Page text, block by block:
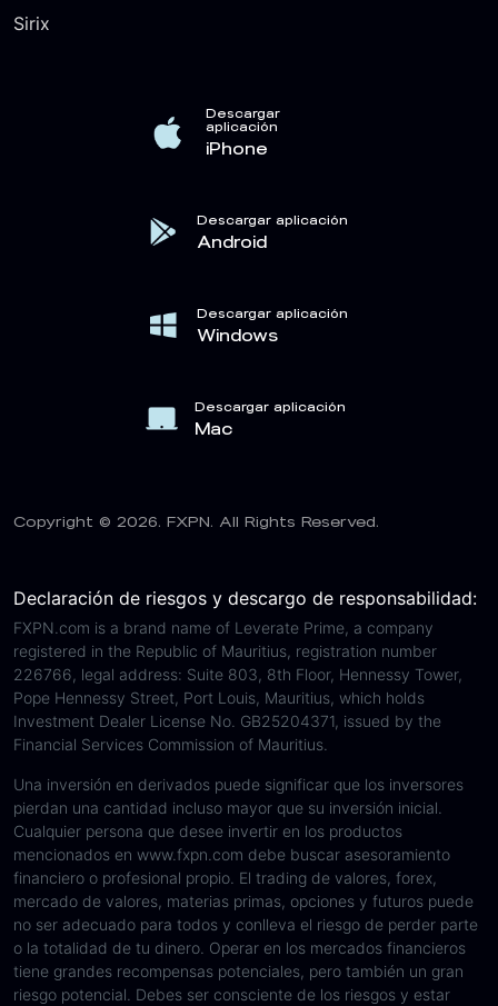
Sirix
Descargar
aplicación
iPhone
Descargar aplicación
Android
Descargar aplicación
Windows
Descargar aplicación
Mac
Copyright © 2026. FXPN. All Rights Reserved.
Declaración de riesgos y descargo de responsabilidad:
FXPN.com is a brand name of Leverate Prime, a company
registered in the Republic of Mauritius, registration number
226766, legal address: Suite 803, 8th Floor, Hennessy Tower,
Pope Hennessy Street, Port Louis, Mauritius, which holds
Investment Dealer License No. GB25204371, issued by the
Financial Services Commission of Mauritius.
Una inversión en derivados puede significar que los inversores
pierdan una cantidad incluso mayor que su inversión inicial.
Cualquier persona que desee invertir en los productos
mencionados en www.fxpn.com debe buscar asesoramiento
financiero o profesional propio. El trading de valores, forex,
mercado de valores, materias primas, opciones y futuros puede
no ser adecuado para todos y conlleva el riesgo de perder parte
o la totalidad de tu dinero. Operar en los mercados financieros
tiene grandes recompensas potenciales, pero también un gran
riesgo potencial. Debes ser consciente de los riesgos y estar